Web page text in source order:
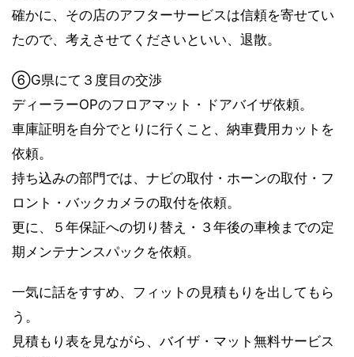
確かに、その店のアフターサービスは信頼を寄せてい
たので、考えさせてくださいといい、退散。
⑥G県にて３度目の交渉
ディーラーOPのフロアマット・ドアバイザ依頼。
車庫証明を自分でとりに行くこと、納車費用カットを
依頼。
持ち込みの部門では、ナビの取付・ホーンの取付・フ
ロント・バックカメラの取付を依頼。
更に、５年保証への切り替え・３年後の車検までの定
期メンテナンスパックを依頼。
一気に話をすすめ、フィットの見積もりを出してもら
う。
見積もり表を見ながら、バイザ・マット無料サービス